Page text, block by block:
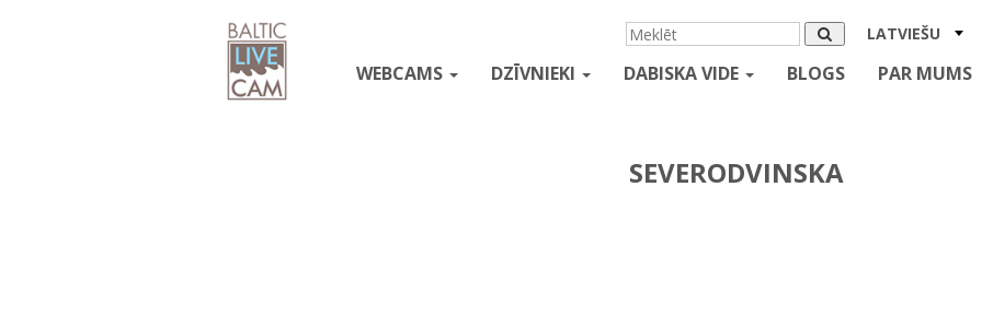
LATVIEŠU
WEBCAMS DZĪVNIEKI DABISKA VIDE BLOGS PAR MUMS
SEVERODVINSKA